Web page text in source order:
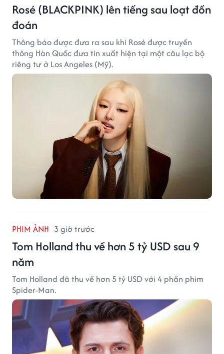
Rosé (BLACKPINK) lên tiếng sau loạt đồn
đoán
Thông báo được đưa ra sau khi Rosé được truyền
thông Hàn Quốc đưa tin xuất hiện tại một câu lạc bộ
riêng tư ở Los Angeles (Mỹ).
PHIM ẢNH 3 giờ trước
Tom Holland thu về hơn 5 tỷ USD sau 9
năm
Tom Holland đã thu về hơn 5 tỷ USD với 4 phần phim
Spider-Man.